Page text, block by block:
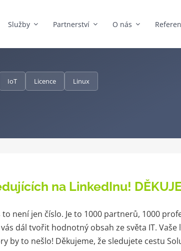
Služby Partnerství O nás
IoT Licence Linux
na LinkedInu!
to není jen číslo. Je to 1000 partnerů, 1000
dál tvořit hodnotný obsah ze světa IT. Vaše
by to nešlo! Děkujeme, že sledujete cestu